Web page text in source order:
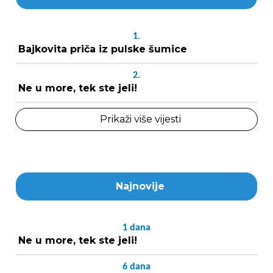
1.
Bajkovita priča iz pulske šumice
2.
Ne u more, tek ste jeli!
Prikaži više vijesti
Najnovije
1 dana
Ne u more, tek ste jeli!
6 dana